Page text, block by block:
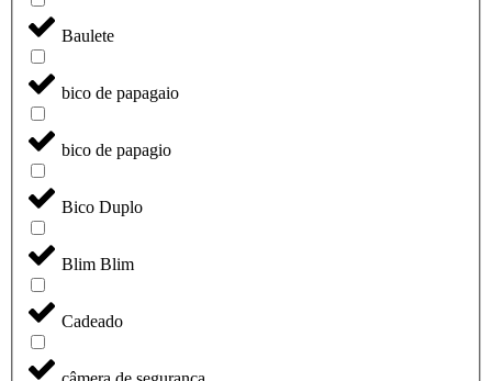
Baulete
bico de papagaio
bico de papagio
Bico Duplo
Blim Blim
Cadeado